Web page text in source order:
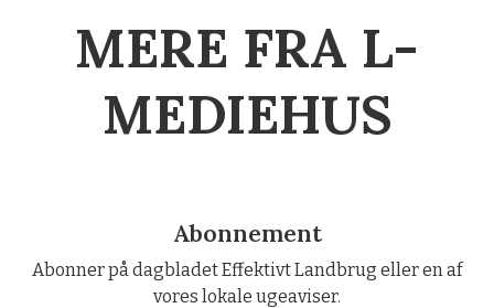
MERE FRA L-
MEDIEHUS
Abonnement
Abonner på dagbladet Effektivt Landbrug eller en af
vores lokale ugeaviser.